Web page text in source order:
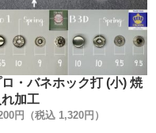
トラブルが無いので
厳正な品質管理によ
徴です。
、何回でもスムーズに
・バネホック打 (小) 焼
れ加工
円（税込 1,320円）